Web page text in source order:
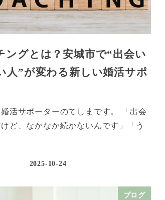
ングとは？安城市で“出会い
人”が変わる新しい婚活サポ
活サポーターのてしまです。 「出会
ど、なかなか続かないんです」「う
2025-10-24
ブログ